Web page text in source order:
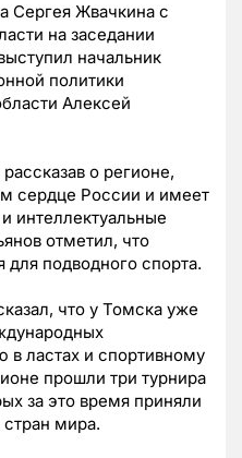
Сергея Жвачкина с
на заседании
начальник
политики
Алексей
о регионе,
сердце России и имеет
интеллектуальные
отметил, что
подводного спорта.
что у Томска уже
в ластах и спортивному
прошли три турнира
за это время приняли
стран мира.